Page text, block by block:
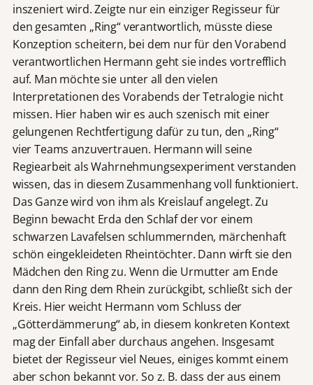
inszeniert wird. Zeigte nur ein einziger Regisseur für
den gesamten „Ring“ verantwortlich, müsste diese
Konzeption scheitern, bei dem nur für den Vorabend
verantwortlichen Hermann geht sie indes vortrefflich
auf. Man möchte sie unter all den vielen
Interpretationen des Vorabends der Tetralogie nicht
missen. Hier haben wir es auch szenisch mit einer
gelungenen Rechtfertigung dafür zu tun, den „Ring“
vier Teams anzuvertrauen. Hermann will seine
Regiearbeit als Wahrnehmungsexperiment verstanden
wissen, das in diesem Zusammenhang voll funktioniert.
Das Ganze wird von ihm als Kreislauf angelegt. Zu
Beginn bewacht Erda den Schlaf der vor einem
schwarzen Lavafelsen schlummernden, märchenhaft
schön eingekleideten Rheintöchter. Dann wirft sie den
Mädchen den Ring zu. Wenn die Urmutter am Ende
dann den Ring dem Rhein zurückgibt, schließt sich der
Kreis. Hier weicht Hermann vom Schluss der
„Götterdämmerung“ ab, in diesem konkreten Kontext
mag der Einfall aber durchaus angehen. Insgesamt
bietet der Regisseur viel Neues, einiges kommt einem
aber schon bekannt vor. So z. B. dass der aus einem